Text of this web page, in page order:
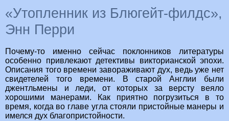
«Утопленник из Блюгейт-филдс»,
Энн Перри
Почему-то именно сейчас поклонников литературы
особенно привлекают детективы викторианской эпохи.
Описания того времени завораживают дух, ведь уже нет
свидетелей того времени. В старой Англии были
джентльмены и леди, от которых за версту веяло
хорошими манерами. Как приятно погрузиться в то
время, когда во главе угла стояли пристойные манеры и
имелся дух благопристойности.